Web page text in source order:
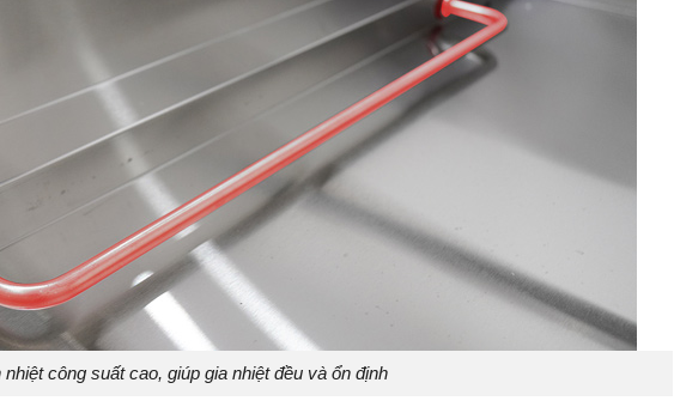
nhiệt công suất cao, giúp gia nhiệt đều và ổn định